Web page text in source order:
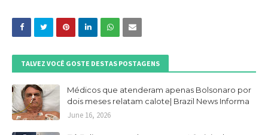
TALVEZ VOCÊ GOSTE DESTAS POSTAGENS
Médicos que atenderam apenas Bolsonaro por
dois meses relatam calote| Brazil News Informa
June 16, 2026